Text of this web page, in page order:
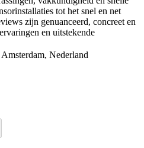
tot het snel en net
zijn genuanceerd, concreet en
en uitstekende
Nederland